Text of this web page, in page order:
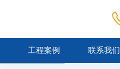
工程案例 联系我们